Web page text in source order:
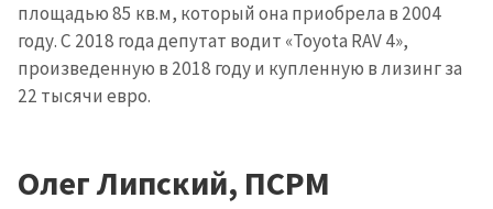
площадью 85 кв.м, который она приобрела в 2004
году. С 2018 года депутат водит «Toyota RAV 4»,
произведенную в 2018 году и купленную в лизинг за
22 тысячи евро.
Олег Липский, ПСРМ